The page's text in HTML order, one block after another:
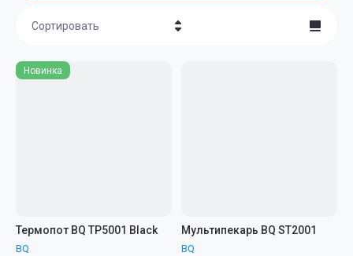
Сортировать
Новинка
Термопот BQ TP5001 Black
BQ
Мультипекарь BQ ST2001
BQ